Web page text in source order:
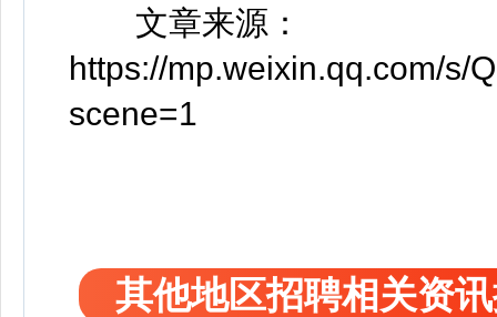
文章来源：
https://mp.weixin.qq.com/s/
scene=1
其他地区招聘相关资